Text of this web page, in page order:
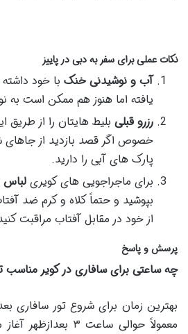
نکات عملی برای سفر به دبی در پاییز
آب و نوشیدنی خنک با خود
یافته اما هنوز هم ممکن است به
رزرو قبلی بلیط هایتان را از طریق
خصوص اگر قصد بازدید از جاهای
پارک های آبی را دارید.
برای ماجراجویی های کویری
بپوشید و حتماً کلاه و کرم ضد
از خود در مقابل آفتاب مراقبت
پرسش و پاسخ
چه ساعتی برای سافاری در کویر مناسب
بهترین زمان برای شروع تور سافاری
معمولاً حوالی ساعت ۳